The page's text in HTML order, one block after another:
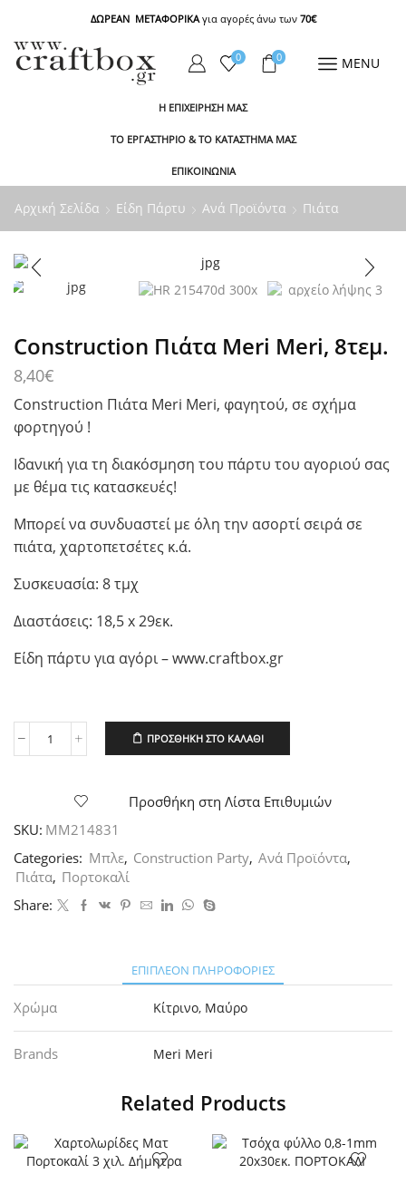
ΔΩΡΕΑΝ ΜΕΤΑΦΟΡΙΚΑγια αγορές άνω των 70€
0 0 MENU
Η ΕΠΙΧΕΙΡΗΣΗ ΜΑΣ
ΤΟ ΕΡΓΑΣΤΗΡΙΟ & ΤΟ ΚΑΤΑΣΤΗΜΑ ΜΑΣ
ΕΠΙΚΟΙΝΩΝΙΑ
Αρχική Σελίδα Είδη Πάρτυ Ανά Προϊόντα Πιάτα
Construction Πιάτα Meri Meri, 8τεμ.
8,40€
Construction Πιάτα Meri Meri, φαγητού, σε σχήμα
φορτηγού !
Ιδανική για τη διακόσμηση του πάρτυ του αγοριού σας
με θέμα τις κατασκευές!
Μπορεί να συνδυαστεί με όλη την ασορτί σειρά σε
πιάτα, χαρτοπετσέτες κ.ά.
Συσκευασία: 8 τμχ
Διαστάσεις: 18,5 x 29εκ.
Είδη πάρτυ για αγόρι – www.craftbox.gr
Construction
Meri,
ποσότητα
ΠΡΟΣΘΉΚΗ ΣΤΟ ΚΑΛΆΘΙ
Προσθήκη στη Λίστα Επιθυμιών
SKU: MM214831
Categories: Μπλε, Construction Party, Ανά Προϊόντα,
Πιάτα, Πορτοκαλί
Share:
ΕΠΙΠΛΈΟΝ ΠΛΗΡΟΦΟΡΊΕΣ
Χρώμα Κίτρινο, Μαύρο
Brands Meri Meri
Related Products